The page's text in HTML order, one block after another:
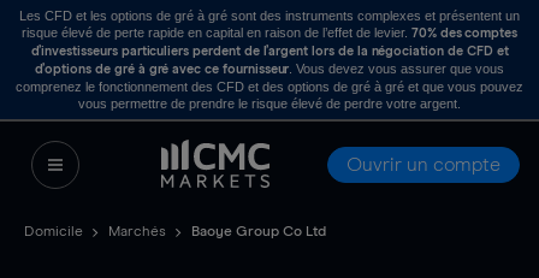
Les CFD et les options de gré à gré sont des instruments complexes et présentent un
risque élevé de perte rapide en capital en raison de l’effet de levier. 70% des comptes
d’investisseurs particuliers perdent de l’argent lors de la négociation de CFD et
d’options de gré à gré avec ce fournisseur . Vous devez vous assurer que vous
comprenez le fonctionnement des CFD et des options de gré à gré et que vous pouvez
vous permettre de prendre le risque élevé de perdre votre argent.
Ouvrir un compte
Domicile Marchés Baoye Group Co Ltd